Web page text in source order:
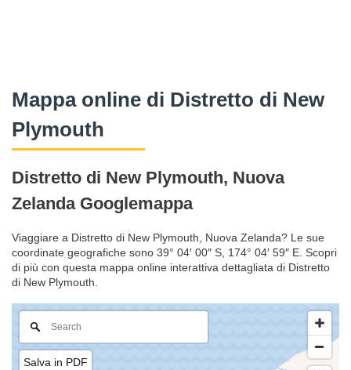
Mappa online di Distretto di New
Plymouth
Distretto di New Plymouth, Nuova
Zelanda Googlemappa
Viaggiare a Distretto di New Plymouth, Nuova Zelanda? Le sue
coordinate geografiche sono 39° 04′ 00″ S, 174° 04′ 59″ E. Scopri
di più con questa mappa online interattiva dettagliata di Distretto
di New Plymouth.
Salva in PDF